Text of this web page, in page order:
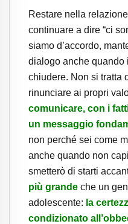
Restare nella
continuare a dire “ci
siamo d’accordo,
dialogo anche quando
chiudere. Non si tratta
rinunciare ai propri
comunicare, con i
un messaggio
non perché sei come
anche quando non
smetterò di starti
più grande che un
adolescente: la
condizionato